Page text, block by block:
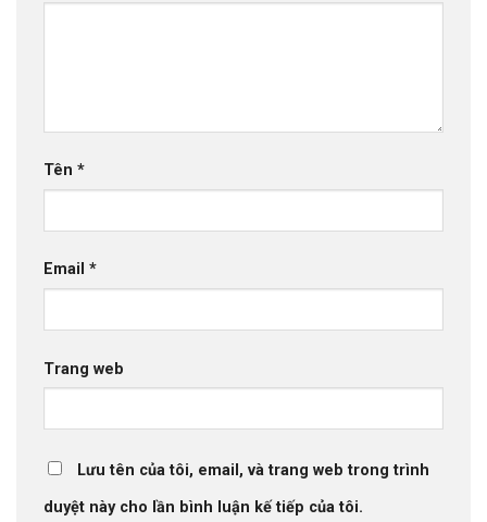
Tên *
Email *
Trang web
Lưu tên của tôi, email, và trang web trong trình
duyệt này cho lần bình luận kế tiếp của tôi.